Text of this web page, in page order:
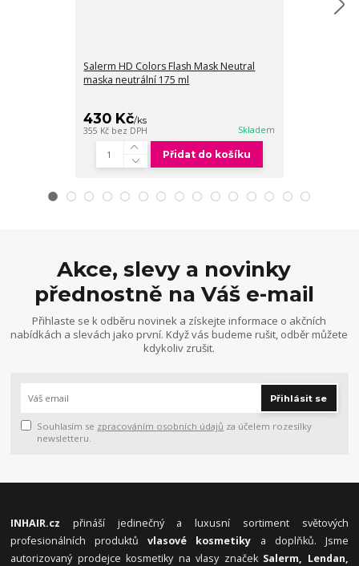
Salerm HD Colors Flash Mask Neutral
maska neutrální 175 ml
430 Kč/ks
355 Kč bez DPH Skladem
Přidat do košíku
Akce, slevy a novinky
přednostně na Váš e-mail
Přihlaste se k odběru novinek a získejte informace o akčních
nabídkách a slevách jako první. Když vás budeme rušit, odběr můžete
kdykoliv zrušit.
Přihlásit se
Souhlasím se zpracováním osobních údajů za účelem rozesílky
newsletteru.
INHAIR.cz přináší jedinečný a luxusní sortiment světových
profesionálních produktůvlasové kosmetiky a doplňků. Jsme
autorizovaný prodejce kosmetiky na vlasy značek Salerm, Lendan,